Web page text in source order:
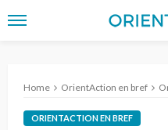
Home OrientAction en bref
ORIENTACTION EN BREF